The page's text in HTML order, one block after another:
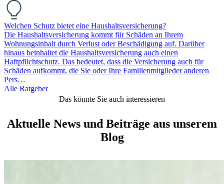
Welchen Schutz bietet eine Haushaltsversicherung?
Die Haushaltsversicherung kommt für Schäden an Ihrem
Wohnungsinhalt durch Verlust oder Beschädigung auf. Darüber
hinaus beinhaltet die Haushaltsversicherung auch einen
Haftpflichtschutz. Das bedeutet, dass die Versicherung auch für
Schäden aufkommt, die Sie oder Ihre Familienmitglieder anderen
Pers…
Alle Ratgeber
Das könnte Sie auch interessieren
Aktuelle News und Beiträge aus unserem
Blog